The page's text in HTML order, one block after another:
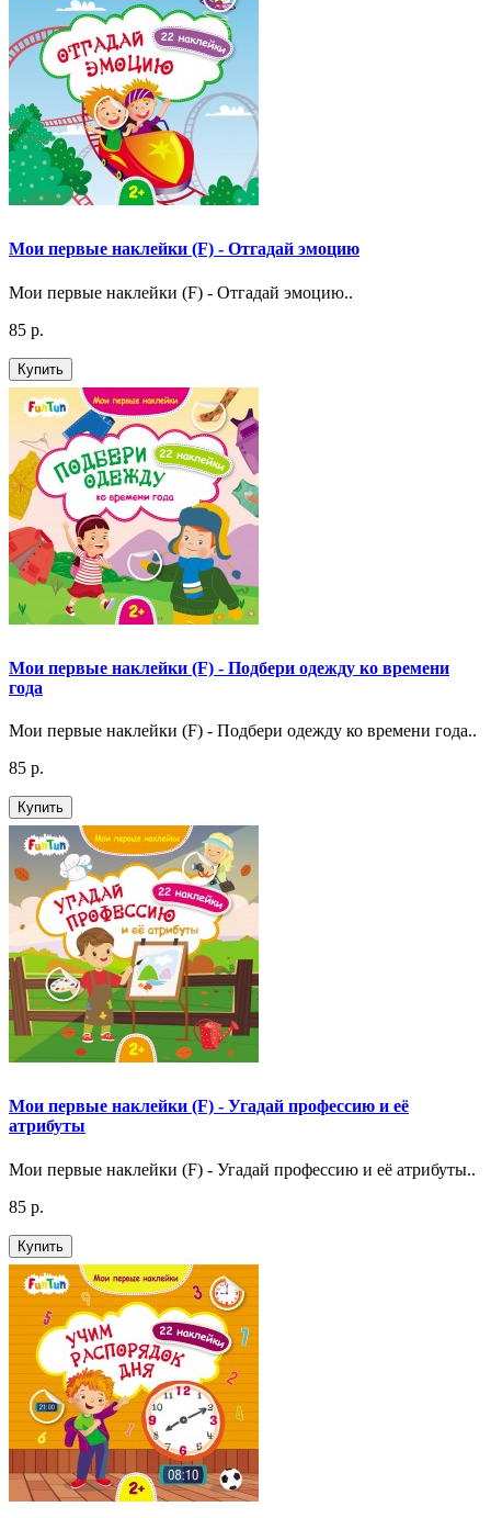
Мои первые наклейки (F) - Отгадай эмоцию
Мои первые наклейки (F) - Отгадай эмоцию..
85 р.
Купить
Мои первые наклейки (F) - Подбери одежду ко времени
года
Мои первые наклейки (F) - Подбери одежду ко времени года..
85 р.
Купить
Мои первые наклейки (F) - Угадай профессию и её
атрибуты
Мои первые наклейки (F) - Угадай профессию и её атрибуты..
85 р.
Купить